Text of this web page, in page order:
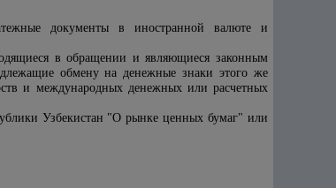
документы в иностранной валюте и
в обращении и являющиеся законным
обмену на денежные знаки этого же
и международных денежных или расчетных
Узбекистан "О рынке ценных бумаг" или